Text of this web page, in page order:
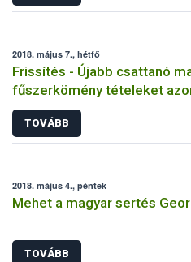
2018. május 7., hétfő
Frissítés - Újabb csattanó
fűszerkömény tételeket
laboratóriuma
TOVÁBB
2018. május 4., péntek
Mehet a magyar sertés
TOVÁBB